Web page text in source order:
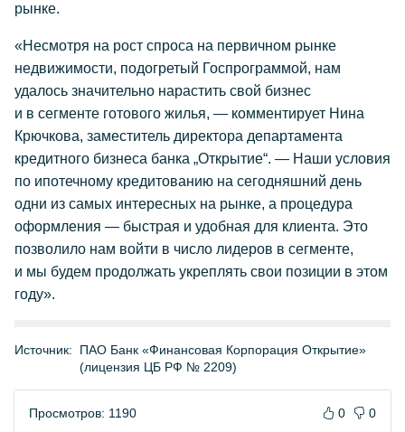
рынке.
«Несмотря на рост спроса на первичном рынке
недвижимости, подогретый Госпрограммой, нам
удалось значительно нарастить свой бизнес
и в сегменте готового жилья, — комментирует Нина
Крючкова, заместитель директора департамента
кредитного бизнеса банка „Открытие“. — Наши условия
по ипотечному кредитованию на сегодняшний день
одни из самых интересных на рынке, а процедура
оформления — быстрая и удобная для клиента. Это
позволило нам войти в число лидеров в сегменте,
и мы будем продолжать укреплять свои позиции в этом
году».
Источник:
ПАО Банк «Финансовая Корпорация Открытие»
(лицензия ЦБ РФ № 2209)
Просмотров: 1190 0 0